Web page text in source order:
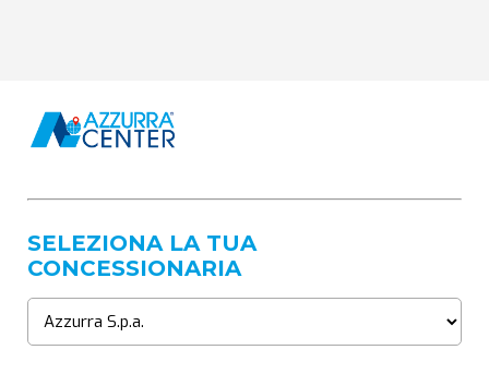
SELEZIONA LA TUA
CONCESSIONARIA